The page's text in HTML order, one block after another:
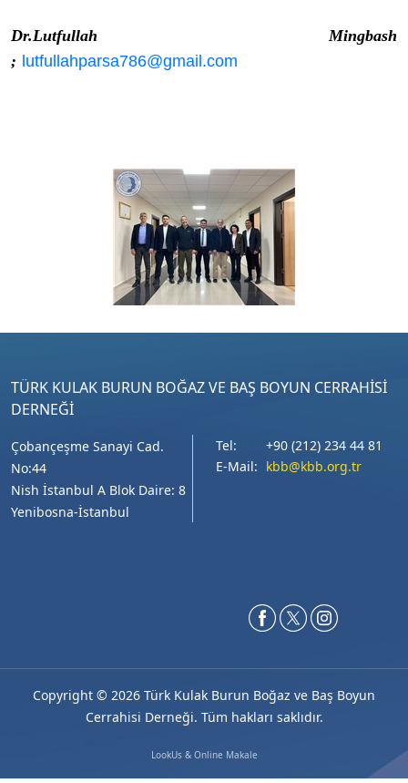
Dr.Lutfullah Mingbash
; lutfullahparsa786@gmail.com
TÜRK KULAK BURUN BOĞAZ VE BAŞ BOYUN CERRAHİSİ
DERNEĞİ
Çobançeşme Sanayi Cad.
No:44
Nish İstanbul A Blok Daire: 8
Yenibosna-İstanbul
Tel:
+90 (212) 234 44 81
E-Mail: kbb@kbb.org.tr
Copyright © 2026 Türk Kulak Burun Boğaz ve Baş Boyun
Cerrahisi Derneği. Tüm hakları saklıdır.
LookUs & Online Makale